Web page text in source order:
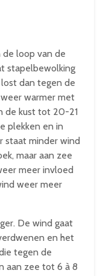
de loop van de
stapelbewolking
dan tegen de
warmer met
de kust tot 20-21
plekken en in
staat minder wind
maar aan zee
meer invloed
weer meer
De wind gaat
en het
tegen de
aan zee tot 6 à 8